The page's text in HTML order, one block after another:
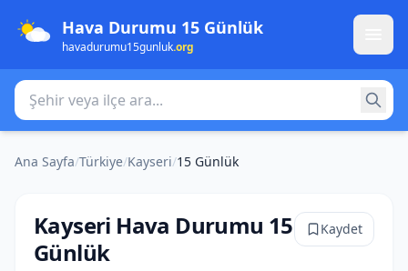
Hava Durumu 15 Günlük
havadurumu15gunluk.org
Şehir veya ilçe ara
Ana Sayfa/Türkiye/Kayseri/15 Günlük
Kayseri Hava Durumu 15
Günlük
Kaydet